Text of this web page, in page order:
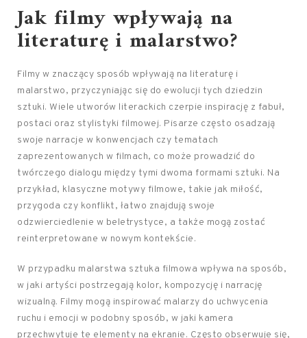
Jak filmy wpływają na
literaturę i malarstwo?
Filmy w znaczący sposób wpływają na literaturę i
malarstwo, przyczyniając się do ewolucji tych dziedzin
sztuki. Wiele utworów literackich czerpie inspirację z fabuł,
postaci oraz stylistyki filmowej. Pisarze często osadzają
swoje narracje w konwencjach czy tematach
zaprezentowanych w filmach, co może prowadzić do
twórczego dialogu między tymi dwoma formami sztuki. Na
przykład, klasyczne motywy filmowe, takie jak miłość,
przygoda czy konflikt, łatwo znajdują swoje
odzwierciedlenie w beletrystyce, a także mogą zostać
reinterpretowane w nowym kontekście.
W przypadku malarstwa sztuka filmowa wpływa na sposób,
w jaki artyści postrzegają kolor, kompozycję i narrację
wizualną. Filmy mogą inspirować malarzy do uchwycenia
ruchu i emocji w podobny sposób, w jaki kamera
przechwytuje te elementy na ekranie. Często obserwuje się,